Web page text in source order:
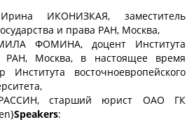
ИКОНИЗКАЯ, заместитель
и права РАН, Москва,
ФОМИНА, доцент Института
РАН, Москва, в настоящее время
Института восточноевропейского
старший юрист ОАО ГК
Speakers: